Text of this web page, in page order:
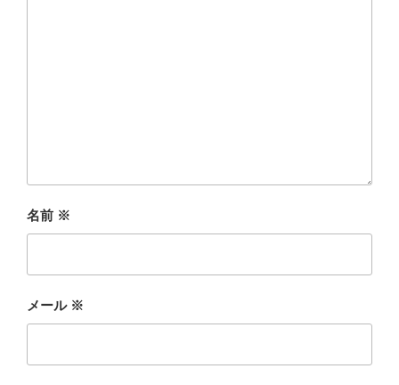
名前 ※
メール ※